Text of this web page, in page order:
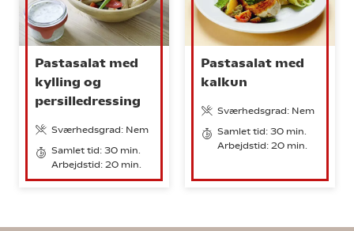
Pastasalat med
kylling og
persilledressing
Sværhedsgrad: Nem
Samlet tid: 30 min.
Arbejdstid: 20 min.
Pastasalat med
kalkun
Sværhedsgrad: Nem
Samlet tid: 30 min.
Arbejdstid: 20 min.